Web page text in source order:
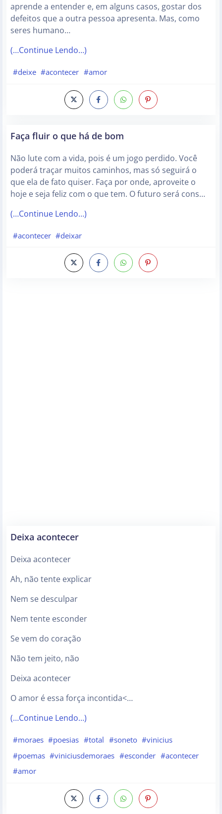
aprende a entender e, em alguns casos, gostar dos
defeitos que a outra pessoa apresenta. Mas, como
seres humano…
(…Continue Lendo…)
#deixe #acontecer #amor
Faça fluir o que há de bom
Não lute com a vida, pois é um jogo perdido. Você
poderá traçar muitos caminhos, mas só seguirá o
que ela de fato quiser. Faça por onde, aproveite o
hoje e seja feliz com o que tem. O futuro será cons…
(…Continue Lendo…)
#acontecer #deixar
Deixa acontecer
Deixa acontecer
Ah, não tente explicar
Nem se desculpar
Nem tente esconder
Se vem do coração
Não tem jeito, não
Deixa acontecer
O amor é essa força incontida<…
(…Continue Lendo…)
#moraes #poesias #total #soneto #vinicius
#poemas #viniciusdemoraes #esconder #acontecer
#amor